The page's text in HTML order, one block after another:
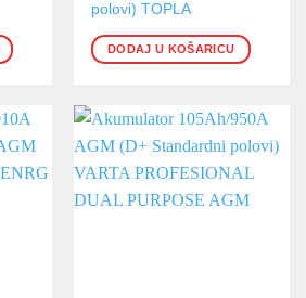
polovi) TOPLA
DODAJ U KOŠARICU